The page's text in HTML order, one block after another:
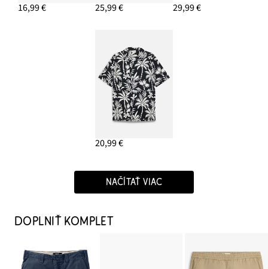
16,99 € 25,99 € 29,99 €
20,99 €
NAČÍTAŤ VIAC
DOPLNIŤ KOMPLET